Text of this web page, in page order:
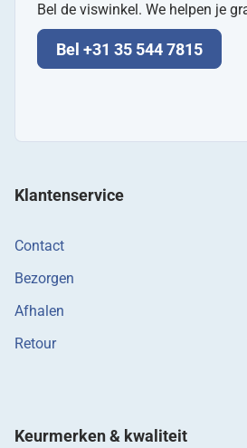
Bel de viswinkel. We helpen je
Bel +31 35 544 7815
Klantenservice
Contact
Bezorgen
Afhalen
Retour
Keurmerken & kwaliteit